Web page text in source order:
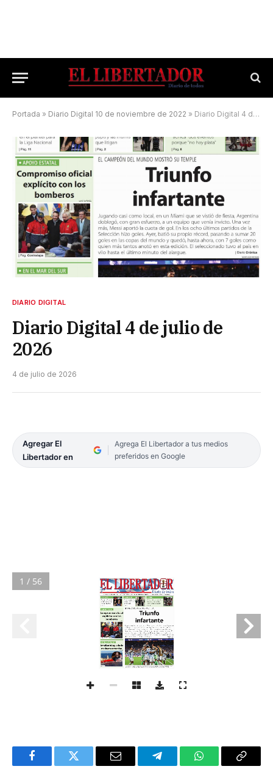
Portada » Diario Digital 10 de noviembre de 2022 » Diario Digital 4 de julio de 2026
DIARIO DIGITAL
Diario Digital 4 de julio de
2026
4 de julio de 2026
Agregar El
Libertador en
Agrega El Libertador a tus medios
preferidos en Google
1 / 56
FacebookTwitter Email TelegramWhatsAppCopy